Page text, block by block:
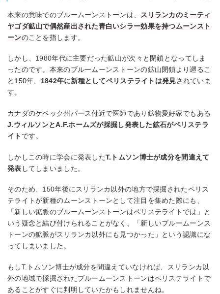
本来の意味でのブルームーンストーンは、
スリランカのミーティ
ヤゴダ鉱山で偶然産出された青白いシラー効果を持つムーンスト
ーンのことを指します。
しかし、1980年代に主要だった鉱山が次々と閉鎖となってしま
ったのです。本来のブルームーンストーンの鉱山閉鎖より遡るこ
と150年、 1842年に新種としてペリステライトは発見されていま
す。
カナダのケベック州パース付近で医師であり鉱物愛好家でもある
J.ウィルソンとA.F.ホームズが採掘し発表した鉱石がペリステラ
イト です。
しかしこの時に学会に発表したT.トムソン博士が成分を間違えて
発表 してしまいました。
そのため、150年後にスリランカ以外の地方で採掘されたペリス
テライトが新種のムーンストーンとして注目を集めた際にも、
「新しい鉱脈のブルームーンストーンはペリステライトでは」と
いう疑念と結び付けられることがなく、「新しいブルームーンス
トーンの鉱脈がスリランカ以外にも見つかった」という認識にな
ってしまいました。
もしT.トムソン博士が成分を間違えていなければ、スリランカ以
外の地域で採掘されたブルームーンストーンはペリステライトで
あることがすぐに判明していたかもしれませんね。